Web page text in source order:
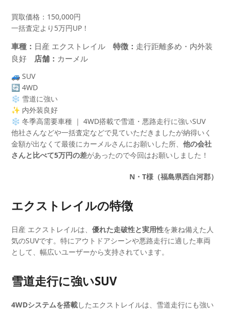
買取価格：150,000円
一括査定より5万円UP！
車種： 日産 エクストレイル特徴： 走行距離多め・内外装
良好 店舗： カーメル
🚙 SUV
🔄 4WD
❄️ 雪道に強い
✨ 内外装良好
❄️ 冬季高需要車種 ｜ 4WD搭載で雪道・悪路走行に強いSUV
他社さんなどや一括査定などで見ていただきましたが納得いく
金額が出なくて最後にカーメルさんにお願いした所、他の会社
さんと比べて5万円の差があったので今回はお願いしました！
N・T様（福島県西白河郡）
エクストレイルの特徴
日産 エクストレイルは、優れた走破性と実用性を兼ね備えた人
気のSUVです。特にアウトドアシーンや悪路走行に適した車両
として、幅広いユーザーから支持されています。
雪道走行に強いSUV
4WDシステムを搭載したエクストレイルは、雪道走行にも強い